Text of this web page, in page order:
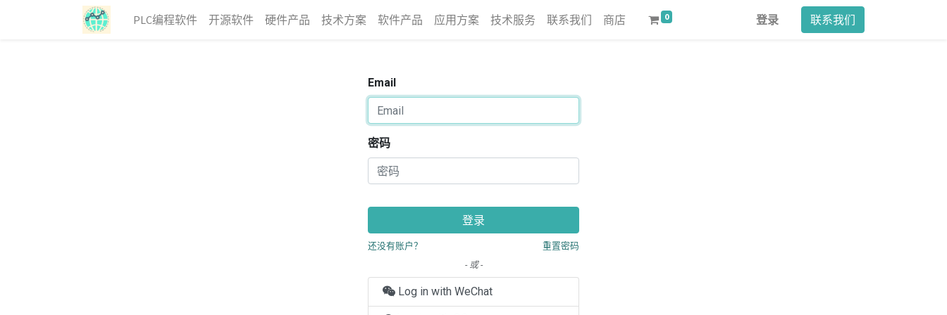
PLC编程软件 开源软件 硬件产品 技术方案 软件产品 应用方案 技术服务 联系我们 商店 0 登录 联系我们
Email
密码
登录
还没有账户？
重置密码
- 或 -
Log in with WeChat